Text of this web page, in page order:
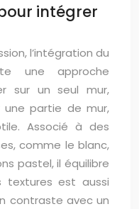
intégrer
l’intégration du
une approche
sur un seul mur,
partie de mur,
Associé à des
comme le blanc,
pastel, il équilibre
textures est aussi
contraste avec un